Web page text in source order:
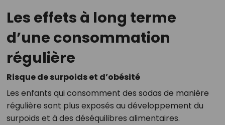
Les effets à long terme
d’une consommation
régulière
Risque de surpoids et d’obésité
Les enfants qui consomment des sodas de manière
régulière sont plus exposés au développement du
surpoids et à des déséquilibres alimentaires.